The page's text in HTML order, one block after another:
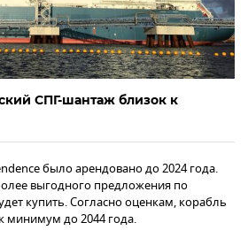
СПГ-шантаж близок к
было арендовано до 2024 года.
выгодного предложения по
купить. Согласно оценкам, корабль
минимум до 2044 года.